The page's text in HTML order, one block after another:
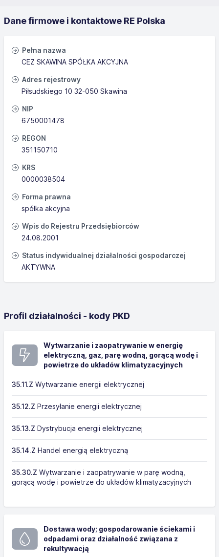
Dane firmowe i kontaktowe RE Polska
Pełna nazwa
CEZ SKAWINA SPÓŁKA AKCYJNA
Adres rejestrowy
Piłsudskiego 10 32-050 Skawina
NIP
6750001478
REGON
351150710
KRS
0000038504
Forma prawna
spółka akcyjna
Wpis do Rejestru Przedsiębiorców
24.08.2001
Status indywidualnej działalności gospodarczej
AKTYWNA
Profil działalności - kody PKD
Wytwarzanie i zaopatrywanie w energię
elektryczną, gaz, parę wodną, gorącą wodę i
powietrze do układów klimatyzacyjnych
35.11.Z Wytwarzanie energii elektrycznej
35.12.Z Przesyłanie energii elektrycznej
35.13.Z Dystrybucja energii elektrycznej
35.14.Z Handel energią elektryczną
35.30.Z Wytwarzanie i zaopatrywanie w parę wodną,
gorącą wodę i powietrze do układów klimatyzacyjnych
Dostawa wody; gospodarowanie ściekami i
odpadami oraz działalność związana z
rekultywacją